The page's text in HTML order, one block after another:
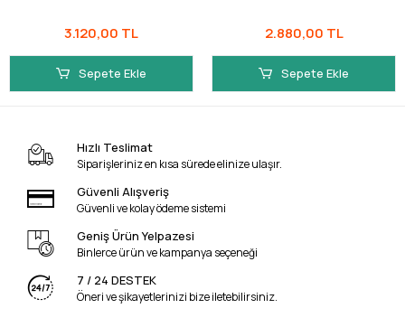
3.120,00 TL
Sepete Ekle
2.880,00 TL
Sepete Ekle
Hızlı Teslimat
Siparişleriniz en kısa sürede elinize ulaşır.
Güvenli Alışveriş
Güvenli ve kolay ödeme sistemi
Geniş Ürün Yelpazesi
Binlerce ürün ve kampanya seçeneği
7 / 24 DESTEK
Öneri ve şikayetlerinizi bize iletebilirsiniz.